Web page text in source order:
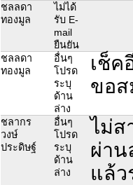
ชลลดา
ทองมูล
ไม่ได้
รับ E-
mail
ยืนยัน
ชลลดา
ทองมูล
อื่นๆ
โปรด
ระบุ
ด้าน
ล่าง
เช็ค
ขอส
ชลากร
วงษ์
ประดิษฐ์
อื่นๆ
โปรด
ระบุ
ด้าน
ล่าง
ไม่ส
ผ่า
แล้ว